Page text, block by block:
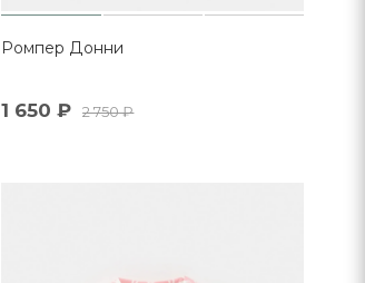
Ромпер Донни
1 650 ₽ 2 750₽